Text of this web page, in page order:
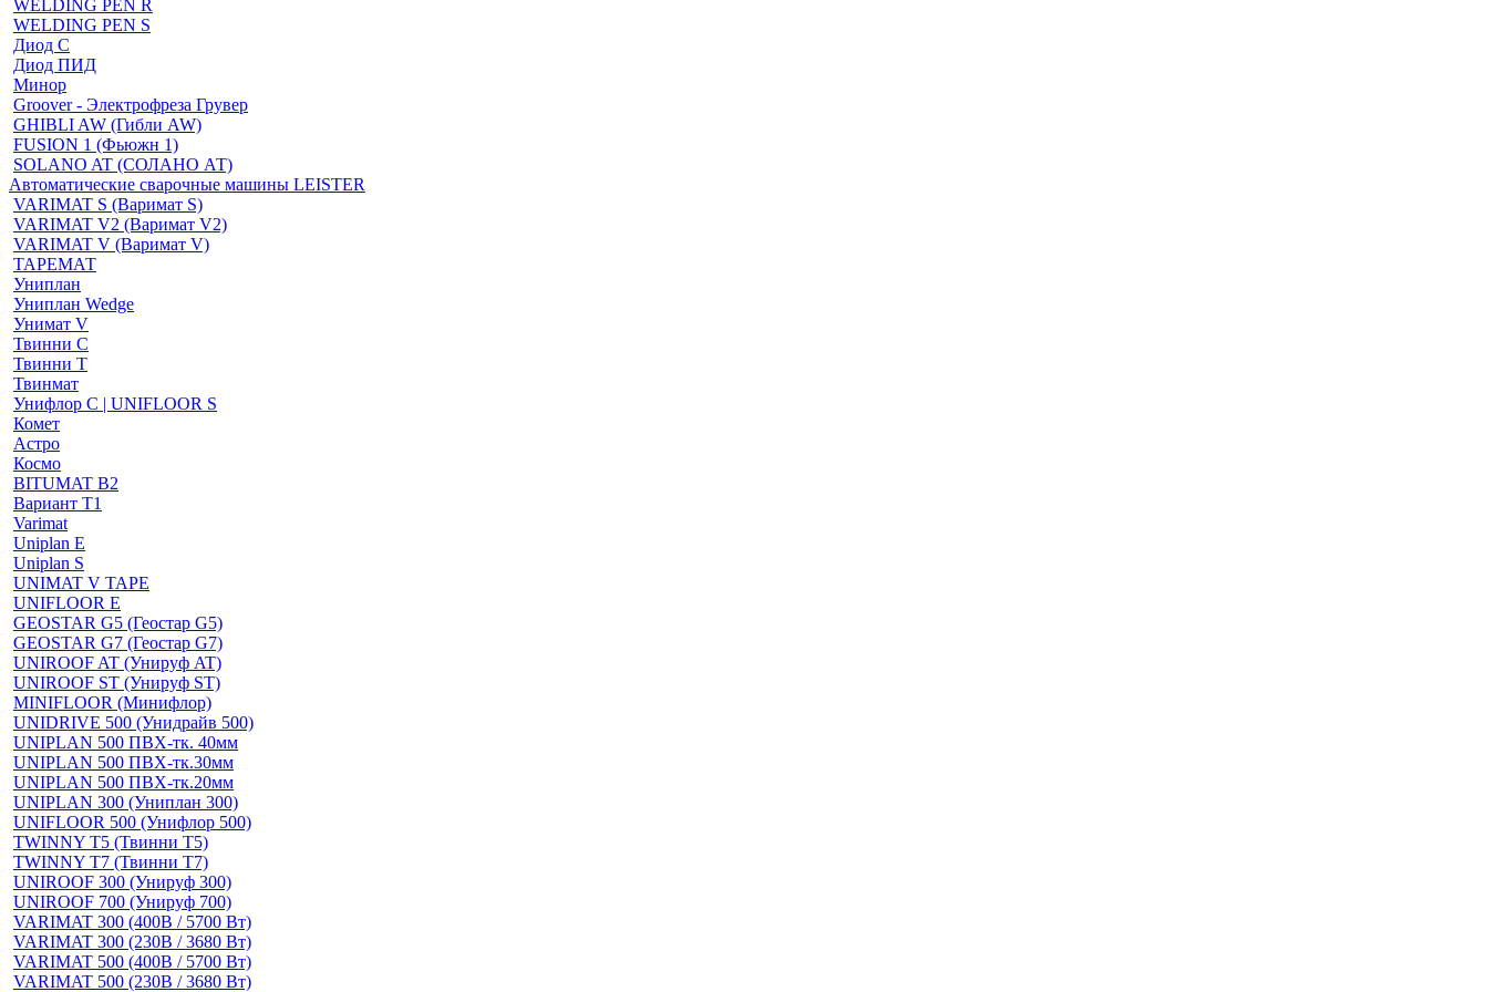
WELDING PEN R
WELDING PEN S
Диод С
Диод ПИД
Минор
Groover - Электрофреза Грувер
GHIBLI AW (Гибли AW)
FUSION 1 (Фьюжн 1)
SOLANO AT (СОЛАНО АТ)
Автоматические сварочные машины LEISTER
VARIMAT S (Варимат S)
VARIMAT V2 (Варимат V2)
VARIMAT V (Варимат V)
ТАРЕМАТ
Униплан
Униплан Wedge
Унимат V
Твинни С
Твинни Т
Твинмат
Унифлор C | UNIFLOOR S
Комет
Астро
Космо
BITUMAT B2
Вариант Т1
Varimat
Uniplan E
Uniplan S
UNIMAT V TAPE
UNIFLOOR E
GEOSTAR G5 (Геостар G5)
GEOSTAR G7 (Геостар G7)
UNIROOF AT (Унируф AT)
UNIROOF ST (Унируф ST)
MINIFLOOR (Минифлор)
UNIDRIVE 500 (Унидрайв 500)
UNIPLAN 500 ПВХ-тк. 40мм
UNIPLAN 500 ПВХ-тк.30мм
UNIPLAN 500 ПВХ-тк.20мм
UNIPLAN 300 (Униплан 300)
UNIFLOOR 500 (Унифлор 500)
TWINNY T5 (Твинни Т5)
TWINNY T7 (Твинни Т7)
UNIROOF 300 (Унируф 300)
UNIROOF 700 (Унируф 700)
VARIMAT 300 (400В / 5700 Вт)
VARIMAT 300 (230В / 3680 Вт)
VARIMAT 500 (400В / 5700 Вт)
VARIMAT 500 (230В / 3680 Вт)